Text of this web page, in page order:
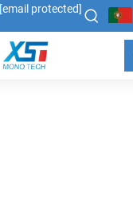
[email protected]